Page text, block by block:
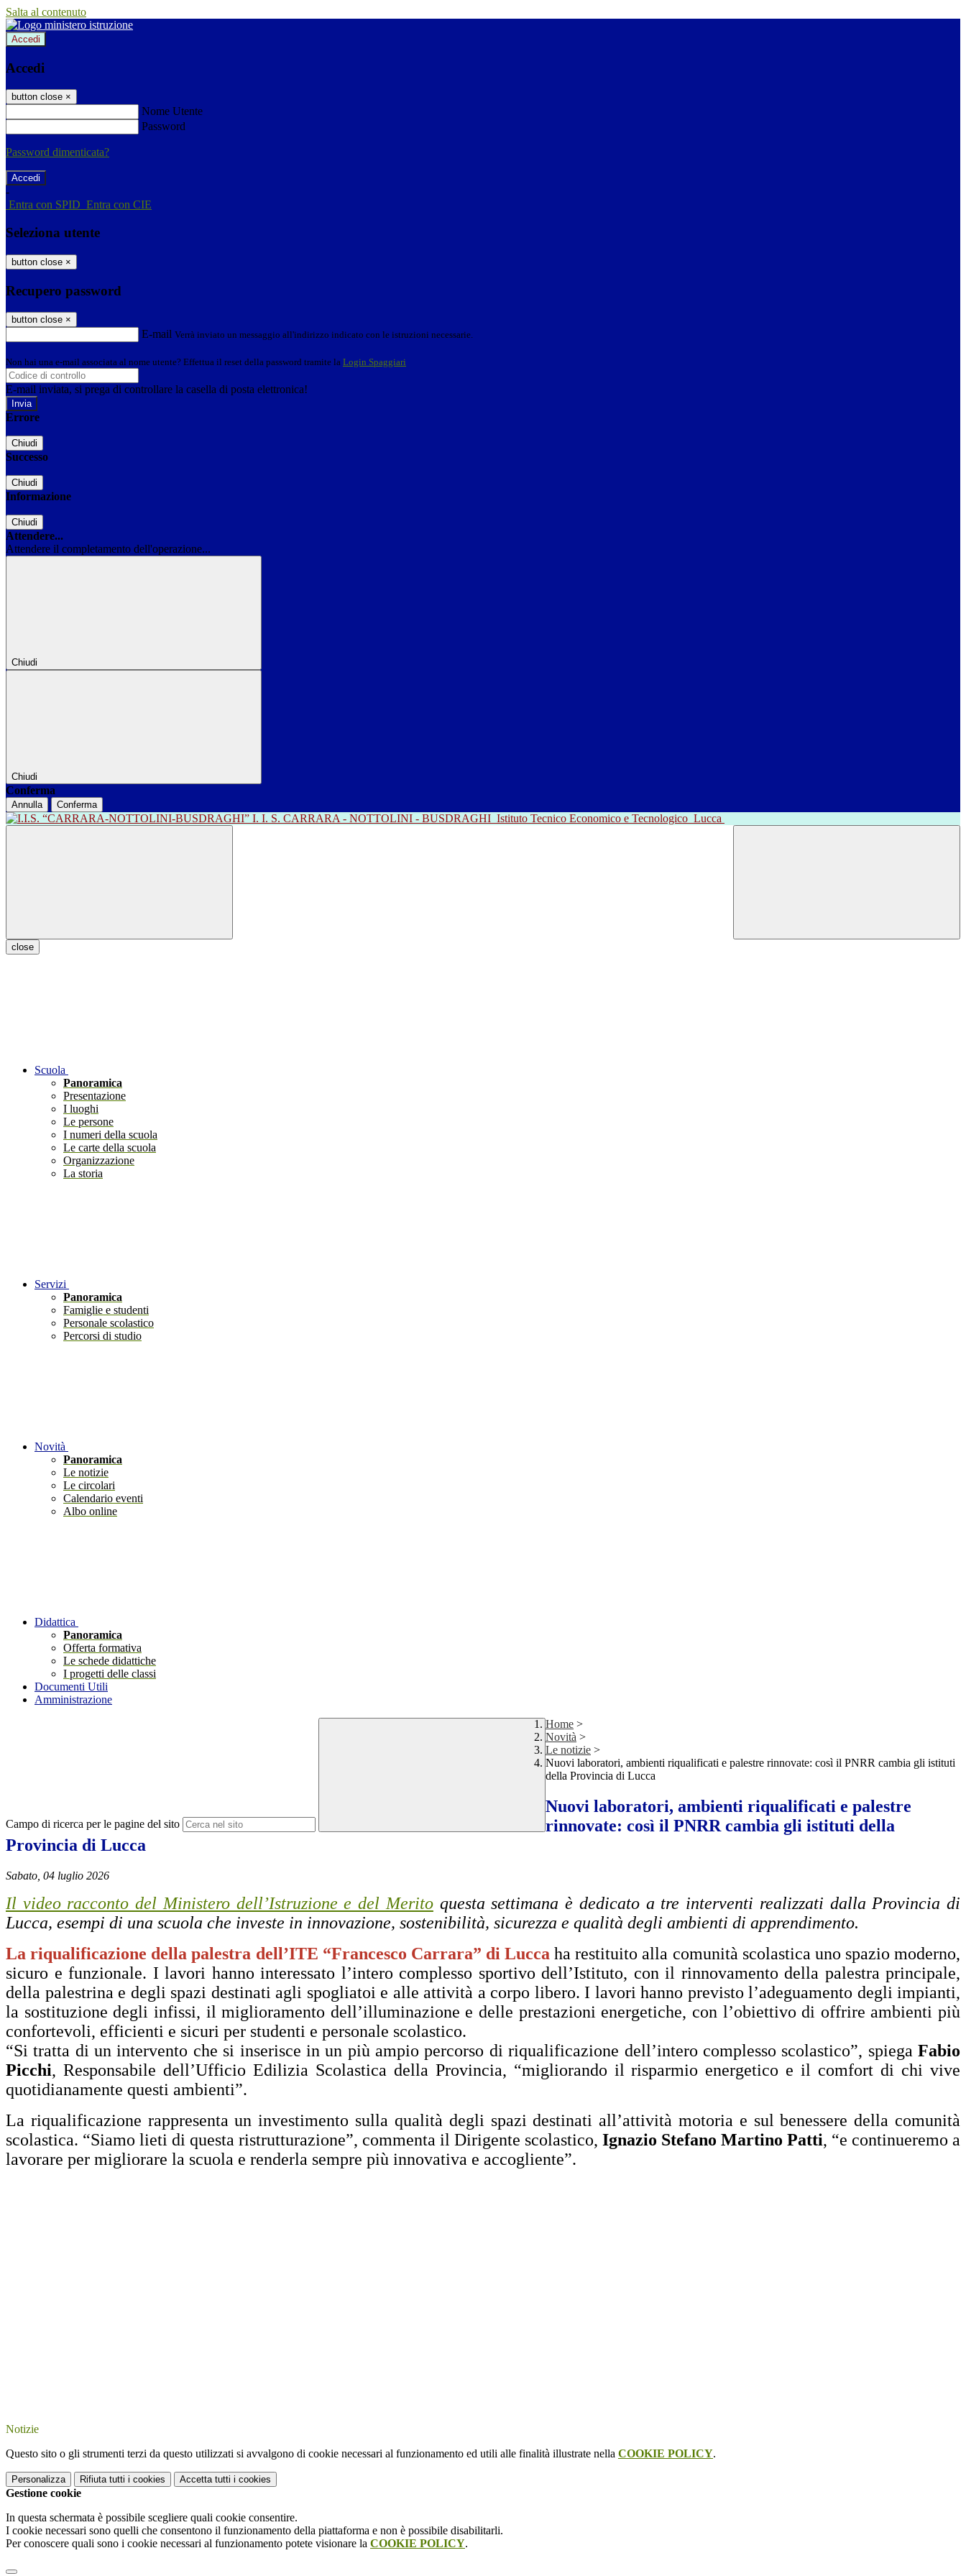
Salta al contenuto
Accedi
Accedi
button close ×
Nome Utente
Password
Password dimenticata?
-
Entra con SPID Entra con CIE
Seleziona utente
button close ×
Recupero password
button close ×
E-mail Verrà inviato un messaggio all'indirizzo indicato con le istruzioni necessarie.
Non hai una e-mail associata al nome utente? Effettua il reset della password tramite la Login Spaggiari
E-mail inviata, si prega di controllare la casella di posta elettronica!
Errore
Chiudi
Successo
Chiudi
Informazione
Chiudi
Attendere...
Attendere il completamento dell'operazione...
Chiudi
Chiudi
Conferma
Annulla Conferma
I. I. S. CARRARA - NOTTOLINI - BUSDRAGHI Istituto Tecnico Economico e Tecnologico Lucca
close
Scuola
Panoramica
Presentazione
I luoghi
Le persone
I numeri della scuola
Le carte della scuola
Organizzazione
La storia
Servizi
Panoramica
Famiglie e studenti
Personale scolastico
Percorsi di studio
Novità
Panoramica
Le notizie
Le circolari
Calendario eventi
Albo online
Didattica
Panoramica
Offerta formativa
Le schede didattiche
I progetti delle classi
Documenti Utili
Amministrazione
Campo di ricerca per le pagine del sito
Home >
Novità >
Le notizie >
Nuovi laboratori, ambienti riqualificati e palestre rinnovate: così il PNRR cambia gli istituti
della Provincia di Lucca
Nuovi laboratori, ambienti riqualificati e palestre
rinnovate: così il PNRR cambia gli istituti della
Provincia di Lucca
Sabato, 04 luglio 2026
Il video racconto del Ministero dell’Istruzione e del Meritoquesta settimana è dedicato a tre interventi realizzati dalla Provincia di
Lucca, esempi di una scuola che investe in innovazione, sostenibilità, sicurezza e qualità degli ambienti di apprendimento.
La riqualificazione della palestra dell’ITE “Francesco Carrara” di Lucca ha restituito alla comunità scolastica uno spazio moderno,
sicuro e funzionale. I lavori hanno interessato l’intero complesso sportivo dell’Istituto, con il rinnovamento della palestra principale,
della palestrina e degli spazi destinati agli spogliatoi e alle attività a corpo libero. I lavori hanno previsto l’adeguamento degli impianti,
la sostituzione degli infissi, il miglioramento dell’illuminazione e delle prestazioni energetiche, con l’obiettivo di offrire ambienti più
confortevoli, efficienti e sicuri per studenti e personale scolastico.
“Si tratta di un intervento che si inserisce in un più ampio percorso di riqualificazione dell’intero complesso scolastico”, spiega Fabio
Picchi, Responsabile dell’Ufficio Edilizia Scolastica della Provincia, “migliorando il risparmio energetico e il comfort di chi vive
quotidianamente questi ambienti”.
La riqualificazione rappresenta un investimento sulla qualità degli spazi destinati all’attività motoria e sul benessere della comunità
scolastica. “Siamo lieti di questa ristrutturazione”, commenta il Dirigente scolastico, Ignazio Stefano Martino Patti, “e continueremo a
lavorare per migliorare la scuola e renderla sempre più innovativa e accogliente”.
Notizie
Questo sito o gli strumenti terzi da questo utilizzati si avvalgono di cookie necessari al funzionamento ed utili alle finalità illustrate nella COOKIE POLICY.
Personalizza Rifiuta tutti i cookies Accetta tutti i cookies
Gestione cookie
In questa schermata è possibile scegliere quali cookie consentire.
I cookie necessari sono quelli che consentono il funzionamento della piattaforma e non è possibile disabilitarli.
Per conoscere quali sono i cookie necessari al funzionamento potete visionare la COOKIE POLICY.